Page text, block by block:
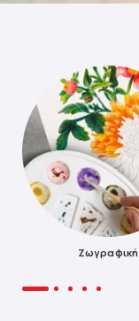
Ζωγραφική